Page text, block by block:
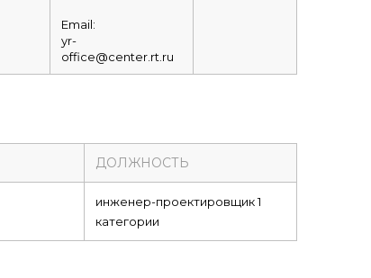
Email:
yr-
office@center.rt.ru
ДОЛЖНОСТЬ
инженер-проектировщик 1
категории